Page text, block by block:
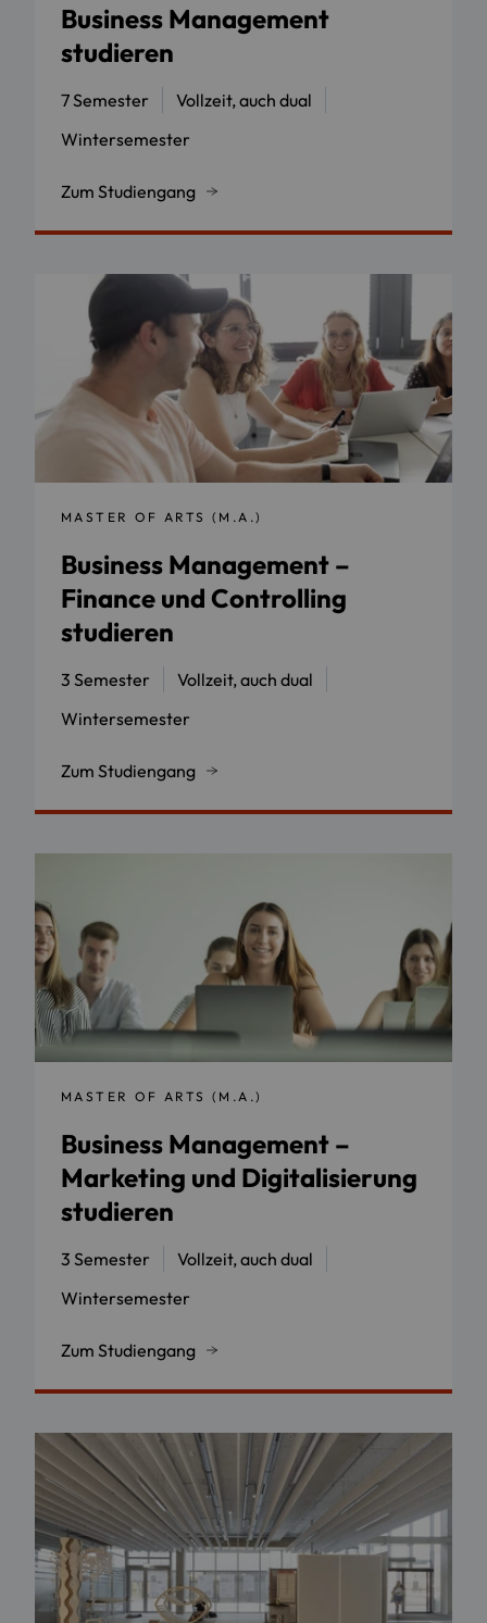
Business Management
studieren
7 Semester
Vollzeit, auch dual
Wintersemester
Zum Studiengang
MASTER OF ARTS (M.A.)
Business Management –
Finance und Controlling
studieren
3 Semester
Vollzeit, auch dual
Wintersemester
Zum Studiengang
MASTER OF ARTS (M.A.)
Business Management –
Marketing und Digitalisierung
studieren
3 Semester
Vollzeit, auch dual
Wintersemester
Zum Studiengang